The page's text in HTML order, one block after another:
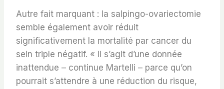
Autre fait marquant : la salpingo-ovariectomie
semble également avoir réduit
significativement la mortalité par cancer du
sein triple négatif. « Il s’agit d’une donnée
inattendue – continue Martelli – parce qu’on
pourrait s’attendre à une réduction du risque,